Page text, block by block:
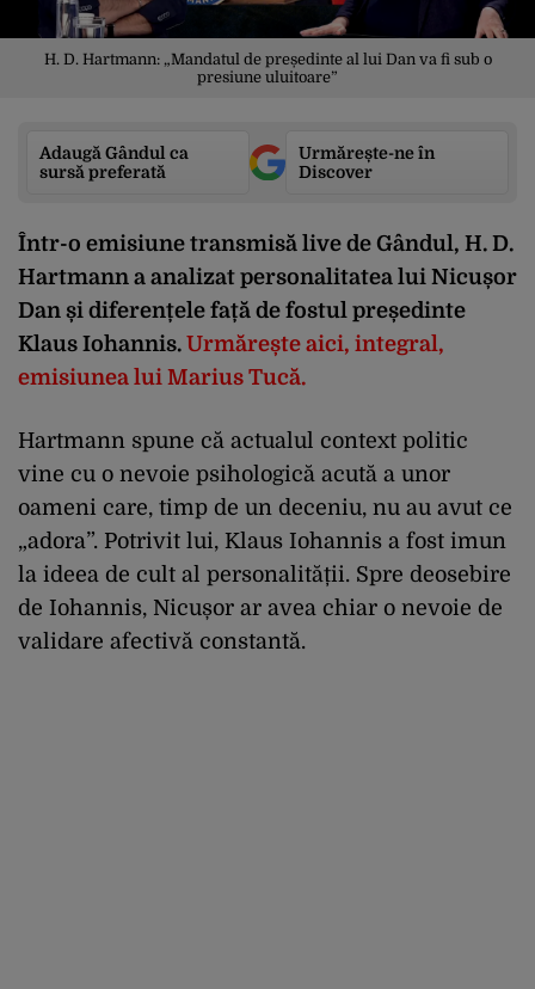
H. D. Hartmann: „Mandatul de președinte al lui Dan va fi sub o
presiune uluitoare”
Adaugă Gândul ca
sursă preferată
Urmărește-ne în
Discover
Într-o emisiune transmisă live de Gândul, H. D.
Hartmann a analizat personalitatea lui Nicușor
Dan și diferențele față de fostul președinte
Klaus Iohannis. Urmărește aici, integral,
emisiunea lui Marius Tucă.
Hartmann spune că actualul context politic
vine cu o nevoie psihologică acută a unor
oameni care, timp de un deceniu, nu au avut ce
„adora”. Potrivit lui, Klaus Iohannis a fost imun
la ideea de cult al personalității. Spre deosebire
de Iohannis, Nicușor ar avea chiar o nevoie de
validare afectivă constantă.